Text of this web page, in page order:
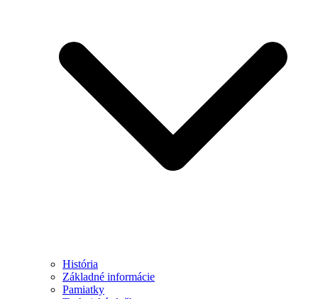
História
Základné informácie
Pamiatky